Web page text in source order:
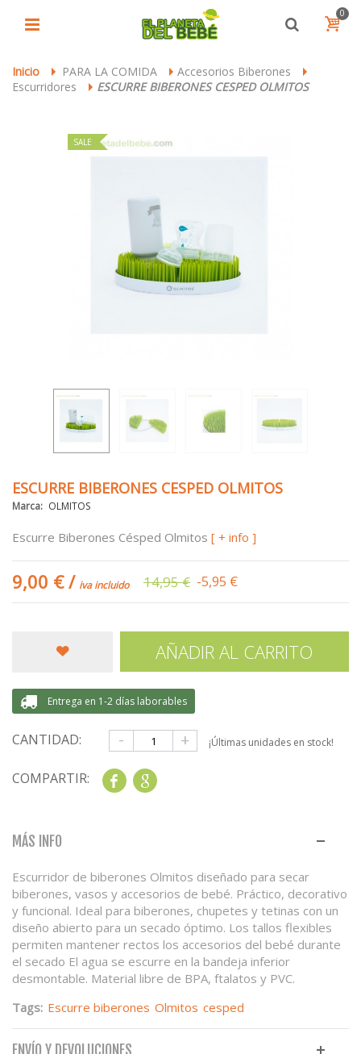
0
Inicio > PARA LA COMIDA > Accesorios Biberones >
Escurridores > ESCURRE BIBERONES CESPED OLMITOS
SALE
ESCURRE BIBERONES CESPED OLMITOS
Marca: OLMITOS
Escurre Biberones Césped Olmitos [ + info ]
9,00 €/ iva incluido 14,95 € -5,95 €
AÑADIR AL CARRITO
Entrega en 1-2 días laborables
CANTIDAD: - + ¡Últimas unidades en stock!
COMPARTIR: Share
MÁS INFO
Escurridor de biberones Olmitos diseñado para secar
biberones, vasos y accesorios de bebé. Práctico, decorativo
y funcional. Ideal para biberones, chupetes y tetinas con un
diseño abierto para un secado óptimo. Los tallos flexibles
permiten mantener rectos los accesorios del bebé durante
el secado El agua se escurre en la bandeja inferior
desmontable. Material libre de BPA, ftalatos y PVC.
Tags: Escurre biberones Olmitos cesped
ENVÍO Y DEVOLUCIONES